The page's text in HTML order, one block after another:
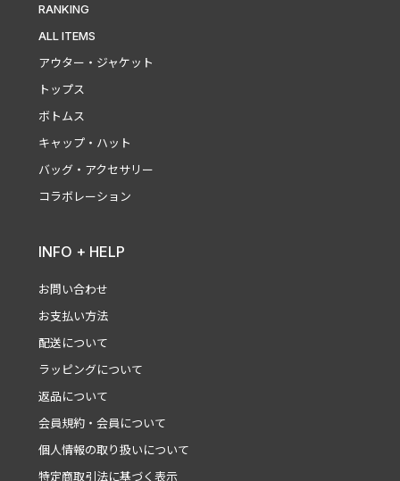
RANKING
ALL ITEMS
アウター・ジャケット
トップス
ボトムス
キャップ・ハット
バッグ・アクセサリー
コラボレーション
INFO + HELP
お問い合わせ
お支払い方法
配送について
ラッピングについて
返品について
会員規約・会員について
個人情報の取り扱いについて
特定商取引法に基づく表示